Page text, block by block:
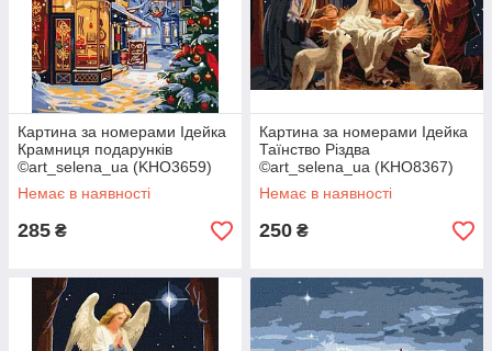
Картина за номерами Ідейка
Крамниця подарунків
©art_selena_ua (KHO3659)
40 х 50 см
Немає в наявності
285 ₴
Картина за номерами Ідейка
Таїнство Різдва
©art_selena_ua (KHO8367)
40 х 50 см
Немає в наявності
250 ₴